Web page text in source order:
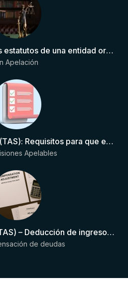
Jurisdicción TAS: ¿Los estatutos de una entidad organizadora de una liga de fútbol pueden otorgar competencia de forma directa al TAS?
Apelación
Decisiones apelables (TAS): Requisitos para que exista una decisión
Apelables
Mitigación de daños (TAS) – Deducción de ingresos comprobados según el artículo 6(2)(b) del Anexo 2 RSTP FIFA
de deudas